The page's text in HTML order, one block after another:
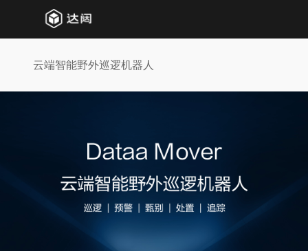
云端智能野外巡逻机器人